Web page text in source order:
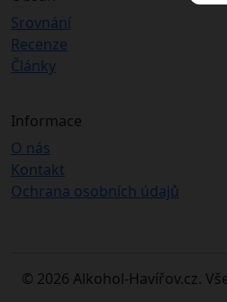
Srovnání
Recenze
Články
Informace
O nás
Kontakt
Ochrana osobních údajů
© 2026 Alkohol-Havířov.cz.